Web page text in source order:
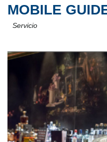
MOBILE
Servicio